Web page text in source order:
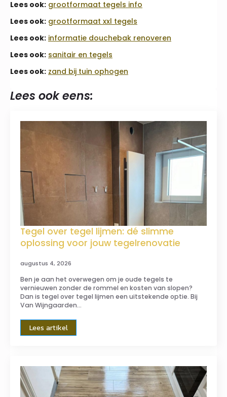
Lees ook: grootformaat tegels info
Lees ook: grootformaat xxl tegels
Lees ook: informatie douchebak renoveren
Lees ook: sanitair en tegels
Lees ook: zand bij tuin ophogen
Lees ook eens:
Tegel over tegel lijmen: dé slimme
oplossing voor jouw tegelrenovatie
augustus 4, 2026
Ben je aan het overwegen om je oude tegels te
vernieuwen zonder de rommel en kosten van slopen?
Dan is tegel over tegel lijmen een uitstekende optie. Bij
Van Wijngaarden…
Lees artikel